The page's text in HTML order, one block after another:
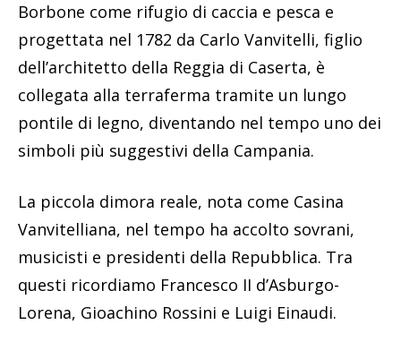
Borbone come rifugio di caccia e pesca e
progettata nel 1782 da Carlo Vanvitelli, figlio
dell’architetto della Reggia di Caserta, è
collegata alla terraferma tramite un lungo
pontile di legno, diventando nel tempo uno dei
simboli più suggestivi della Campania.
La piccola dimora reale, nota come Casina
Vanvitelliana, nel tempo ha accolto sovrani,
musicisti e presidenti della Repubblica. Tra
questi ricordiamo Francesco II d’Asburgo-
Lorena, Gioachino Rossini e Luigi Einaudi.